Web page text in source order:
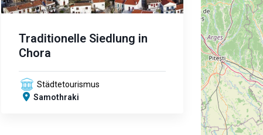
Traditionelle Siedlung in
Chora
Städtetourismus
Samothraki